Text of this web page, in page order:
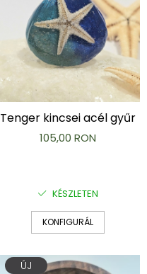
Tenger kincsei acél gyűr
105,00 RON
KÉSZLETEN
KONFIGURÁL
ÚJ